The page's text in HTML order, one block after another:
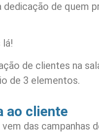
dedicação de quem
lá!
de clientes na
de 3 elementos.
ao cliente
das campanhas